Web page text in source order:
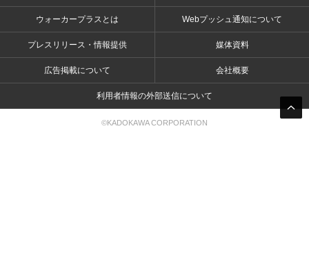
ウォーカープラスとは Webプッシュ通知について
プレスリリース・情報提供 媒体資料
広告掲載について 会社概要
利用者情報の外部送信について
©KADOKAWA CORPORATION